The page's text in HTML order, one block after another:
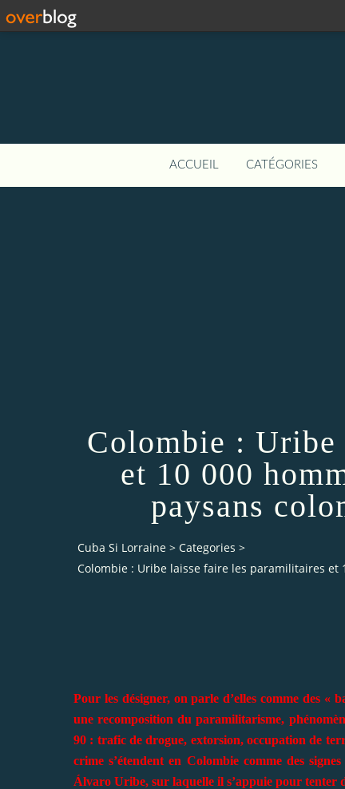
ACCUEIL CATÉGORIES
Colombie :
et 10 000
paysans
Cuba Si Lorraine > Categories >
Colombie : Uribe laisse faire les paramilitaires
Pour les désigner, on parle d’elles comme des «
une recomposition du paramilitarisme,
90 : trafic de drogue, extorsion, occupation de
crime s’étendent en Colombie comme des
Álvaro Uribe, sur laquelle il s’appuie pour tenter